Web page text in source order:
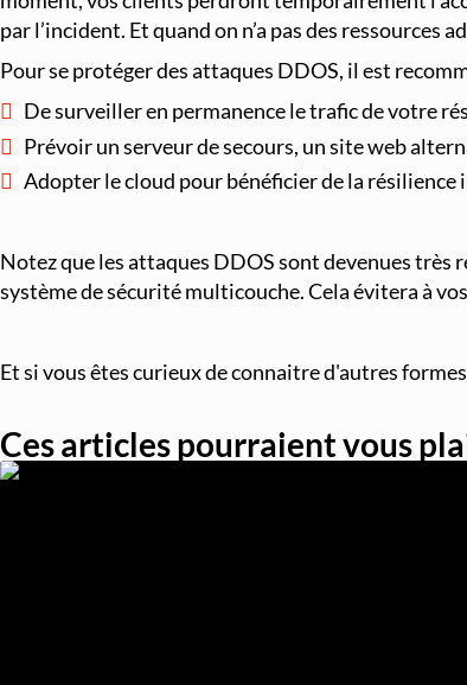
par l’incident. Et quand on n’a pas des
Pour se protéger des attaques DDOS, il est
De surveiller en permanence le trafic de votre
Prévoir un serveur de secours, un site web
Adopter le cloud pour bénéficier de la résilience
Notez que les attaques DDOS sont devenues
système de sécurité multicouche. Cela évitera à
Et si vous êtes curieux de connaitre d'autres
Ces articles pourraient vous